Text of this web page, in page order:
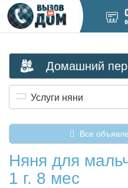
новое
Домашний
Услуги няни
Все
Няня для
1 г. 8 мес